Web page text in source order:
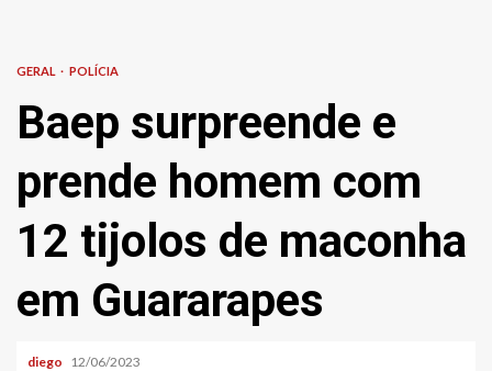
GERAL POLÍCIA
Baep surpreende e
prende homem com
12 tijolos de maconha
em Guararapes
diego 12/06/2023